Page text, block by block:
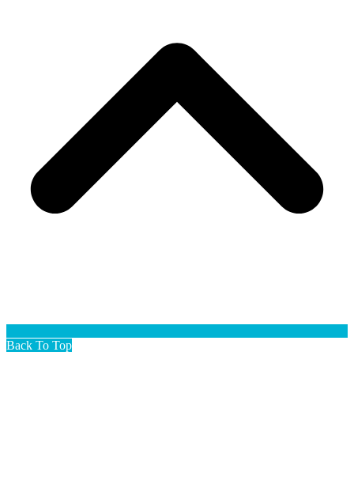
Back To Top